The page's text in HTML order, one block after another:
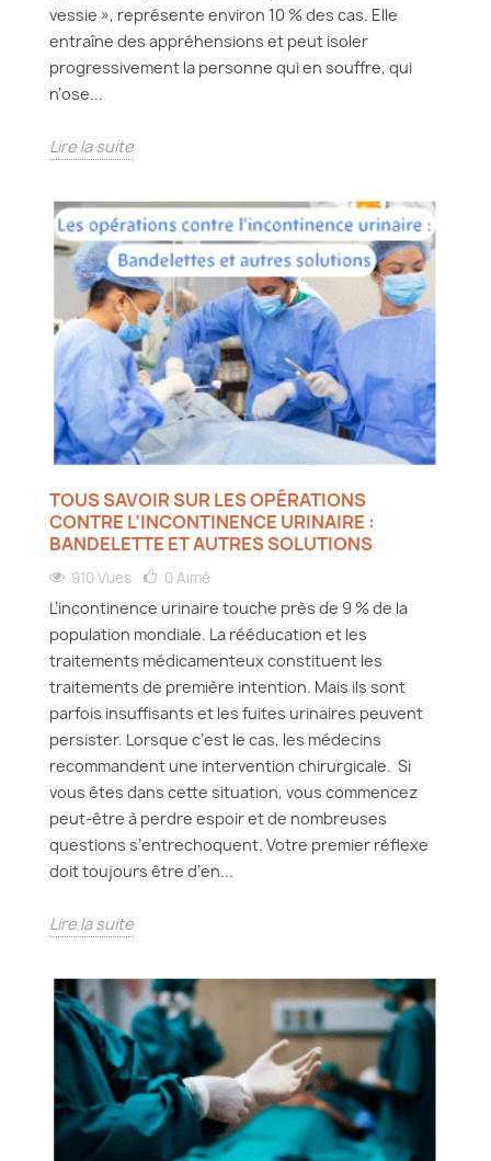
vessie », représente environ 10 % des cas. Elle
entraîne des appréhensions et peut isoler
progressivement la personne qui en souffre, qui
n’ose...
Lire la suite
TOUS SAVOIR SUR LES OPÉRATIONS
CONTRE L’INCONTINENCE URINAIRE :
BANDELETTE ET AUTRES SOLUTIONS
910 Vues 0 Aimé
L’incontinence urinaire touche près de 9 % de la
population mondiale. La rééducation et les
traitements médicamenteux constituent les
traitements de première intention. Mais ils sont
parfois insuffisants et les fuites urinaires peuvent
persister. Lorsque c’est le cas, les médecins
recommandent une intervention chirurgicale. Si
vous êtes dans cette situation, vous commencez
peut-être à perdre espoir et de nombreuses
questions s’entrechoquent. Votre premier réflexe
doit toujours être d’en...
Lire la suite